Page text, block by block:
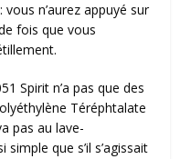
n’aurez appuyé sur
fois que vous
Spirit n’a pas que des
Téréphtalate
pas au lave-
simple que s’il s’agissait